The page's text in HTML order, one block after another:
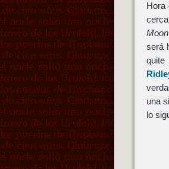
Hora
Moon
será
quite
una
lo